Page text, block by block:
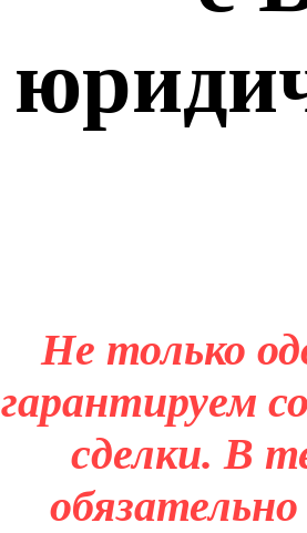
Не только
гарантируем
сделки. В